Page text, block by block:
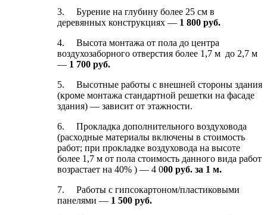
3. Бурение на глубину более 25 см в
деревянных конструкциях — 1 800 руб.
4. Высота монтажа от пола до центра
воздухозаборного отверстия более 1,7 м до 2,7 м
— 1 700 руб.
5. Высотные работы с внешней стороны здания
(кроме монтажа стандартной решетки на фасаде
здания) — зависит от этажности.
6. Прокладка дополнительного воздуховода
(расходные материалы включены в стоимость
работ; при прокладке воздуховода на высоте
более 1,7 м от пола стоимость данного вида работ
возрастает на 40% ) — 4 000 руб. за 1 м.
7. Работы с гипсокартоном/пластиковыми
панелями — 1 500 руб.